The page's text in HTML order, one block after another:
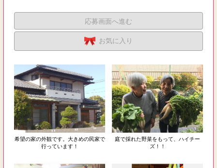
応募画面へ進む
お気に入り
希望の家の外観です。大きめの民家で
行っています！
庭で採れた野菜をもって、ハイチー
ズ！！